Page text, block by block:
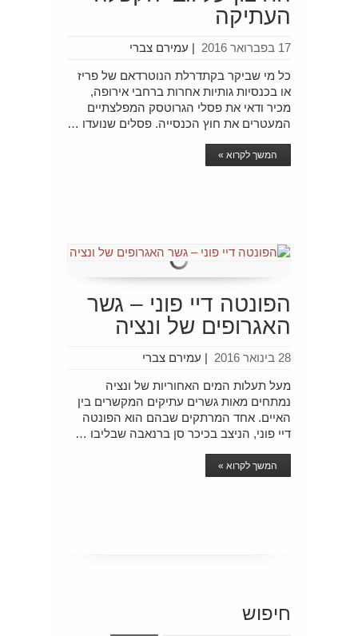
העתיקה
עמירם צברי | 17 בפברואר 2016
כל מי שביקר בקתדרלת הנוטרדאם של פריז
או בכנסיות גותיות אחרות ברחבי אירופה,
מכיר ודאי את פסלי הגרוטסק המפלצתיים
המעטרים את חוץ הכנסייה. פסלים שנועדו …
המשך לקרוא »
הפונטה דיי פוני – גשר
האגרופים של ונציה
עמירם צברי | 28 בינואר 2016
מעל תעלות המים האחוריות של ונציה
נמתחים מאות גשרים עתיקים המקשרים בין
האיים. אחד המרתקים שבהם הוא הפונטה
דיי פוני, הניצב בכיכר סן ברנאבה שבליבו …
המשך לקרוא »
חיפוש